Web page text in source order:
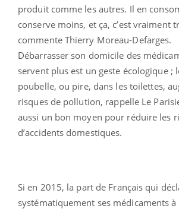
produit comme les autres. Il en
conserve moins, et ça, c’est vraiment
commente Thierry Moreau-Defarges.
Débarrasser son domicile des
servent plus est un geste écologique ;
poubelle, ou pire, dans les toilettes,
risques de pollution, rappelle Le
aussi un bon moyen pour réduire les
d’accidents domestiques.
Si en 2015, la part de Français qui
systématiquement ses médicaments